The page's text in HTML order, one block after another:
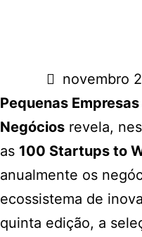
novembro
Pequenas
Negócios revela,
as 100 Startups to
anualmente os
ecossistema de
quinta edição, a